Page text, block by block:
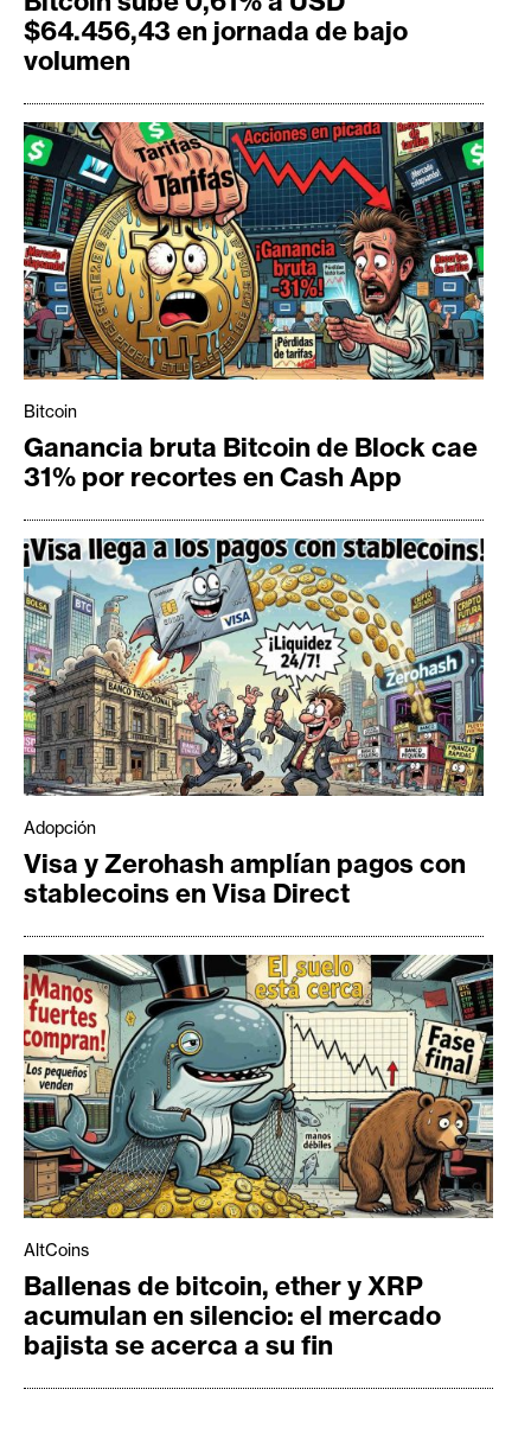
$64.456,43 en jornada de bajo
volumen
Bitcoin
Ganancia bruta Bitcoin de Block cae
31% por recortes en Cash App
Adopción
Visa y Zerohash amplían pagos con
stablecoins en Visa Direct
AltCoins
Ballenas de bitcoin, ether y XRP
acumulan en silencio: el mercado
bajista se acerca a su fin